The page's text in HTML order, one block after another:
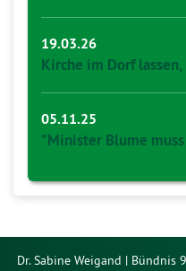
19.03.26
Kirche im Dorf
05.11.25
"Minister Blume
Dr. Sabine Weigand | Bündnis